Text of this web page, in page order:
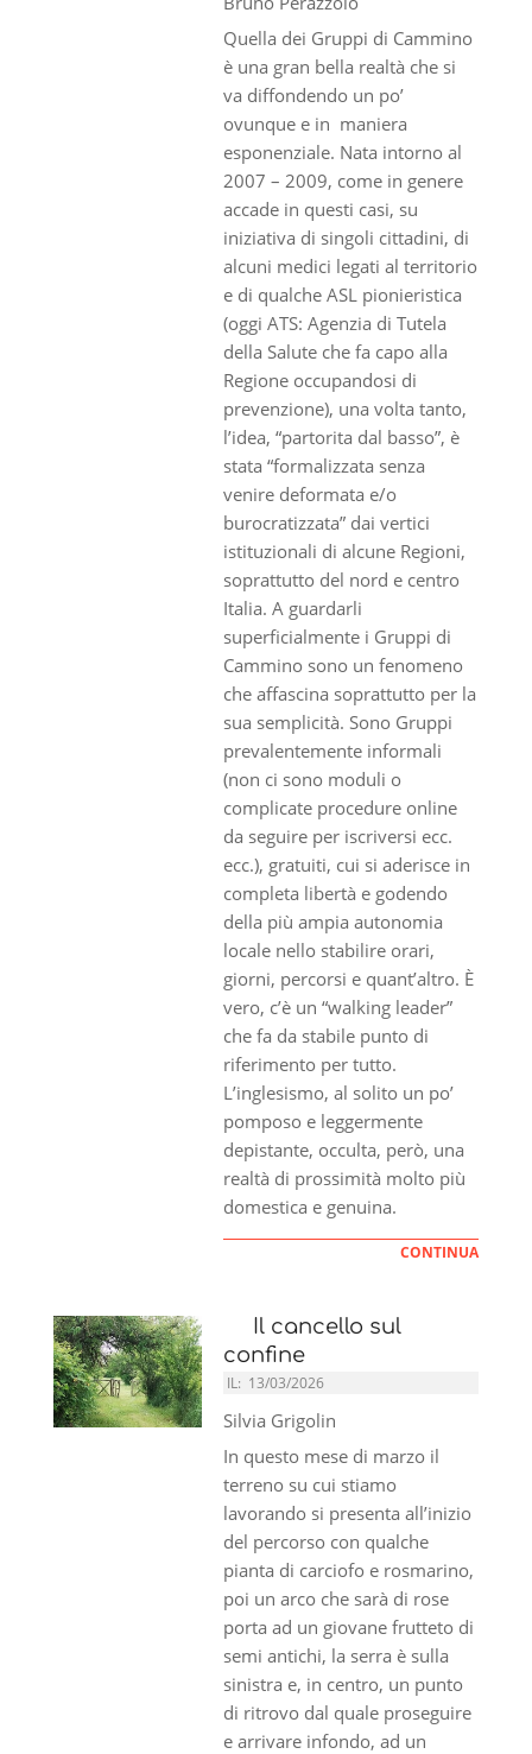
Quella dei Gruppi di Cammino
è una gran bella realtà che si
va diffondendo un po’
ovunque e in maniera
esponenziale. Nata intorno al
2007 – 2009, come in genere
accade in questi casi, su
iniziativa di singoli cittadini, di
alcuni medici legati al territorio
e di qualche ASL pionieristica
(oggi ATS: Agenzia di Tutela
della Salute che fa capo alla
Regione occupandosi di
prevenzione), una volta tanto,
l’idea, “partorita dal basso”, è
stata “formalizzata senza
venire deformata e/o
burocratizzata” dai vertici
istituzionali di alcune Regioni,
soprattutto del nord e centro
Italia. A guardarli
superficialmente i Gruppi di
Cammino sono un fenomeno
che affascina soprattutto per la
sua semplicità. Sono Gruppi
prevalentemente informali
(non ci sono moduli o
complicate procedure online
da seguire per iscriversi ecc.
ecc.), gratuiti, cui si aderisce in
completa libertà e godendo
della più ampia autonomia
locale nello stabilire orari,
giorni, percorsi e quant’altro. È
vero, c’è un “walking leader”
che fa da stabile punto di
riferimento per tutto.
L’inglesismo, al solito un po’
pomposo e leggermente
depistante, occulta, però, una
realtà di prossimità molto più
domestica e genuina.
CONTINUA
Il cancello sul
confine
IL: 13/03/2026
Silvia Grigolin
In questo mese di marzo il
terreno su cui stiamo
lavorando si presenta all’inizio
del percorso con qualche
pianta di carciofo e rosmarino,
poi un arco che sarà di rose
porta ad un giovane frutteto di
semi antichi, la serra è sulla
sinistra e, in centro, un punto
di ritrovo dal quale proseguire
e arrivare infondo, ad un